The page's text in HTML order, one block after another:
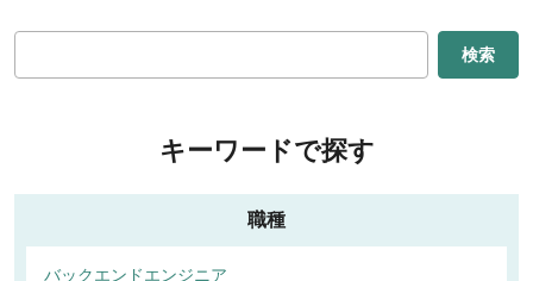
検索
キーワードで探す
職種
バックエンドエンジニア